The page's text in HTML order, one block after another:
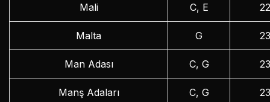
Mali C, E
Malta G
Man Adası C, G
Manş Adaları C, G